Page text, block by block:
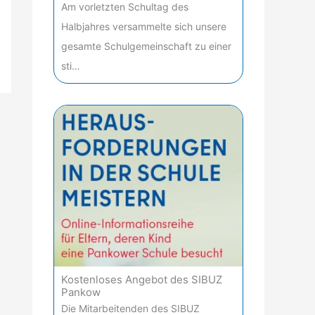
Am vorletzten Schultag des
Halbjahres versammelte sich unsere
gesamte Schulgemeinschaft zu einer
sti…
Kostenloses Angebot des SIBUZ
Pankow
Die Mitarbeitenden des SIBUZ